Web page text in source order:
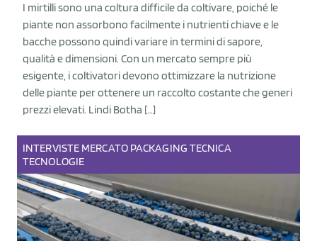
I mirtilli sono una coltura difficile da coltivare, poiché le
piante non assorbono facilmente i nutrienti chiave e le
bacche possono quindi variare in termini di sapore,
qualità e dimensioni. Con un mercato sempre più
esigente, i coltivatori devono ottimizzare la nutrizione
delle piante per ottenere un raccolto costante che generi
prezzi elevati. Lindi Botha […]
INTERVISTE MERCATO PACKAGING TECNICA
TECNOLOGIE